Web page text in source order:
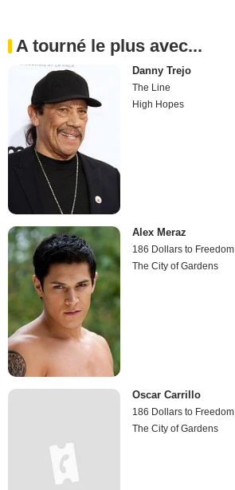
A tourné le plus avec...
Danny Trejo
The Line
High Hopes
Alex Meraz
186 Dollars to Freedom
The City of Gardens
Oscar Carrillo
186 Dollars to Freedom
The City of Gardens